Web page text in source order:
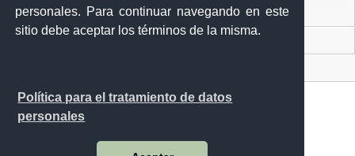
personales. Para continuar navegando en este
sitio debe aceptar los términos de la misma.
Política para el tratamiento de datos
personales
Gobierno Abierto